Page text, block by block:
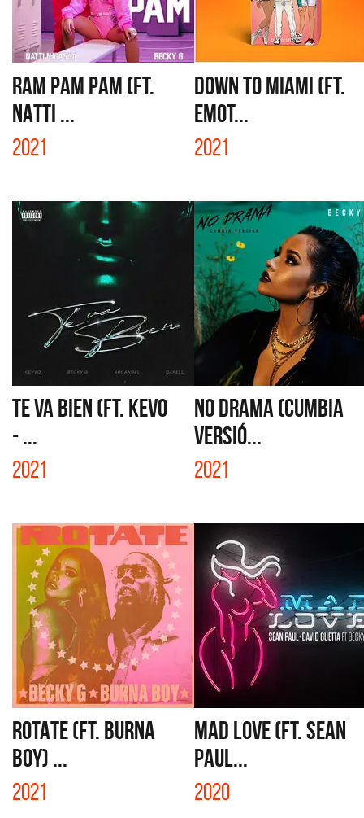
RAM PAM PAM (FT.
NATTI ...
2021
DOWN TO MIAMI (FT.
EMOT...
2021
TE VA BIEN (FT. KEVO
- ...
2021
NO DRAMA (CUMBIA
VERSIÓ...
2021
ROTATE (FT. BURNA
BOY) ...
2021
MAD LOVE (FT. SEAN
PAUL...
2020